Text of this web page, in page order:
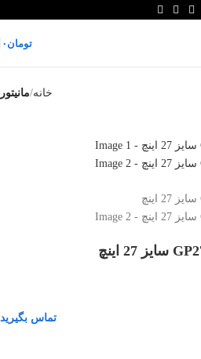
تومان ۰
خانه مانیتور
تماس بگیرید